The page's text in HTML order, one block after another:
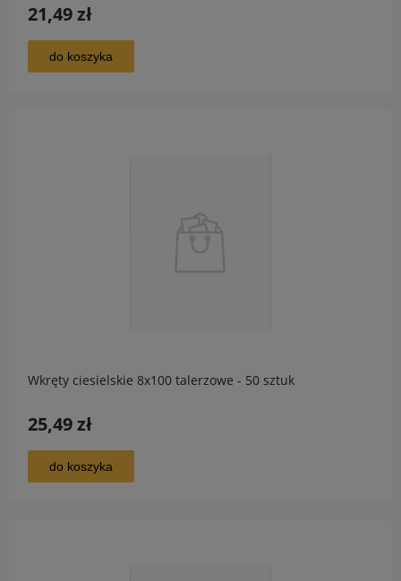
21,49 zł
do koszyka
Wkręty ciesielskie 8x100 talerzowe - 50 sztuk
25,49 zł
do koszyka